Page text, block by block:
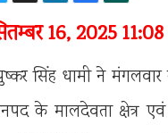
16, 2025 11:08
सिंह धामी ने मंगलवार
के मालदेवता क्षेत्र